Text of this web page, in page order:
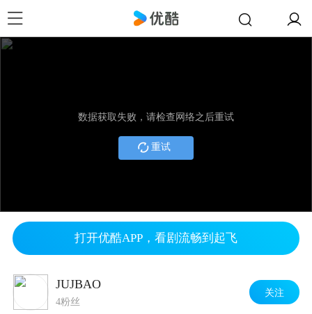
数据获取失败，请检查网络之后重试
重试
打开优酷APP，看剧流畅到起飞
JUJBAO
4粉丝
关注